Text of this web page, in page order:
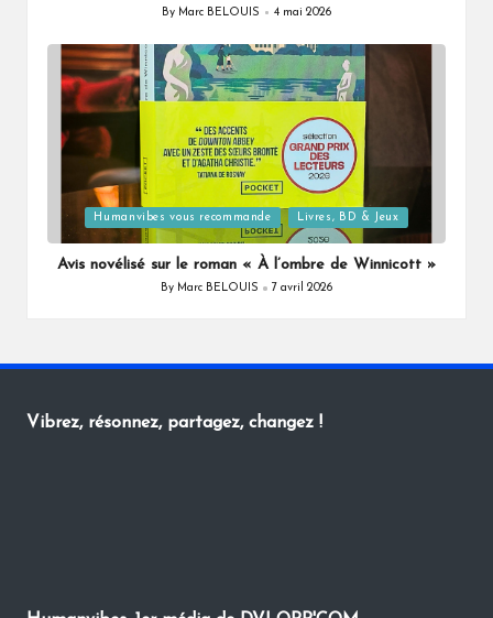
Posted
By Marc BELOUIS 4 mai 2026
Posted
in
Humanvibes vous recommande Livres, BD & Jeux
Avis novélisé sur le roman « À l’ombre de Winnicott »
Posted
By Marc BELOUIS 7 avril 2026
Vibrez, résonnez, partagez, changez !